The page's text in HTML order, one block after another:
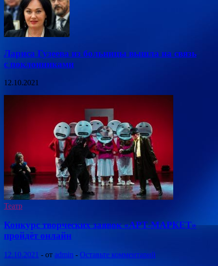
Лариса Гузеева из больницы вышла на связь
с поклонниками
12.10.2021
Театр
Конкурс творческих заявок «АРТ-МАРКЕТ»
пройдёт онлайн
12.10.2021 - от admin - Оставьте комментарий